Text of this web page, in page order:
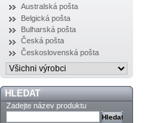
Australská pošta
Belgická pošta
Bulharská pošta
Česká pošta
Československá pošta
HLEDAT
Zadejte název produktu